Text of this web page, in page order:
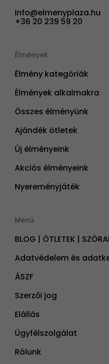
info@elmenyplaza.hu
+36 20 239 59 20
Élmények
Élmény kategóriák
Élmények alkalmakra
Összes élményünk
Ajándék ötletek
Új élményeink
Akciós élményeink
Nyereményjáték
Menü
BLOG | ÖTLETEK |
Adatvédelem és
ÁSZF
Szerzői jog
Elállás
Ügyfélszolgálat
Rólunk